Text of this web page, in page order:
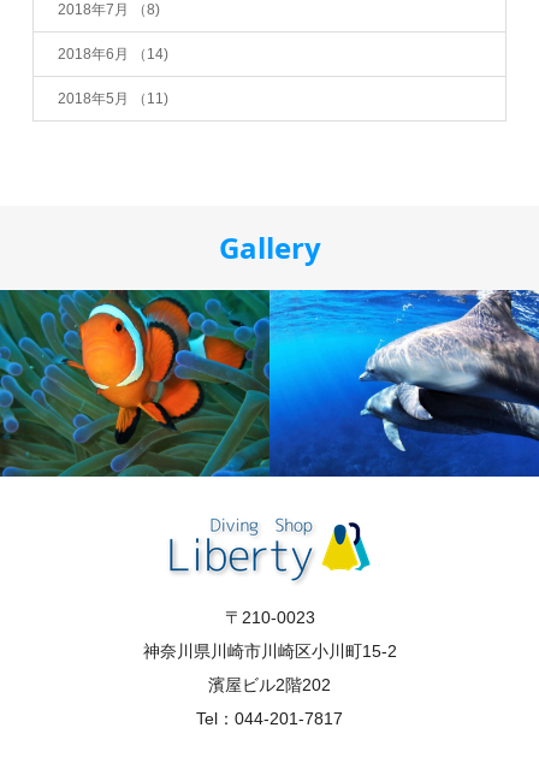
2018年7月 （8)
2018年6月 （14)
2018年5月 （11)
Gallery
〒210-0023
神奈川県川崎市川崎区小川町15-2
濱屋ビル2階202
Tel：044-201-7817